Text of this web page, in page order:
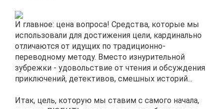
И главное: цена вопроса! Средства, которые мы
использовали для достижения цели, кардинально
отличаются от идущих по традиционно-
переводному методу. Вместо изнурительной
зубрежки - удовольствие от чтения и обсуждения
приключений, детективов, смешных историй...
Итак, цель, которую мы ставим с самого начала,